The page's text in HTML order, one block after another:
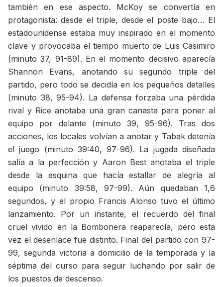
también en ese aspecto. McKoy se convertía en
protagonista: desde el triple, desde el poste bajo… El
estadounidense estaba muy inspirado en el momento
clave y provocaba el tiempo muerto de Luis Casimiro
(minuto 37, 91-89). En el momento decisivo aparecía
Shannon Evans, anotando su segundo triple del
partido, pero todo se decidía en los pequeños detalles
(minuto 38, 95-94). La defensa forzaba una pérdida
rival y Rice anotaba una gran canasta para poner al
equipo por delante (minuto 39, 95-96). Tras dos
acciones, los locales volvían a anotar y Tabak detenía
el juego (minuto 39:40, 97-96). La jugada diseñada
salía a la perfección y Aaron Best anotaba el triple
desde la esquina que hacía estallar de alegría al
equipo (minuto 39:58, 97-99). Aún quedaban 1,6
segundos, y el propio Francis Alonso tuvo el último
lanzamiento. Por un instante, el recuerdo del final
cruel vivido en la Bombonera reaparecía, pero esta
vez el desenlace fue distinto. Final del partido con 97-
99, segunda victoria a domicilio de la temporada y la
séptima del curso para seguir luchando por salir de
los puestos de descenso.